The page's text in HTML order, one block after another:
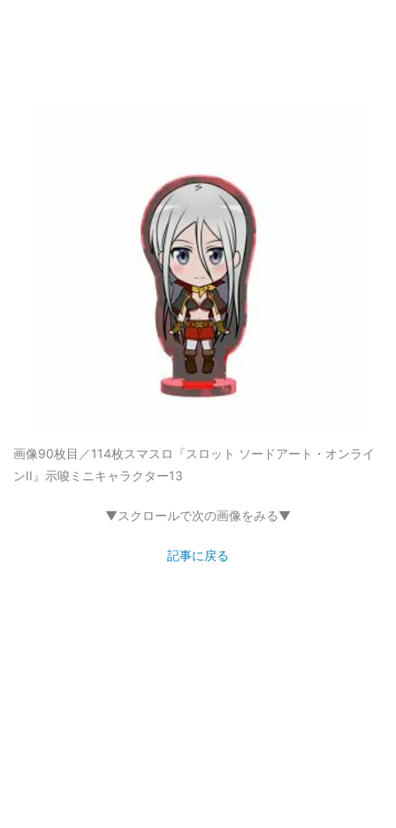
画像90枚目／114枚スマスロ『スロット ソードアート・オンライ
ンII』示唆ミニキャラクター13
▼スクロールで次の画像をみる▼
記事に戻る